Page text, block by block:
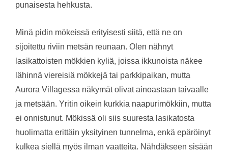
punaisesta hehkusta.
Minä pidin mökeissä erityisesti siitä, että ne on
sijoitettu riviin metsän reunaan. Olen nähnyt
lasikattoisten mökkien kyliä, joissa ikkunoista näkee
lähinnä viereisiä mökkejä tai parkkipaikan, mutta
Aurora Villagessa näkymät olivat ainoastaan taivaalle
ja metsään. Yritin oikein kurkkia naapurimökkiin, mutta
ei onnistunut. Mökissä oli siis suuresta lasikatosta
huolimatta erittäin yksityinen tunnelma, enkä epäröinyt
kulkea siellä myös ilman vaatteita. Nähdäkseen sisään